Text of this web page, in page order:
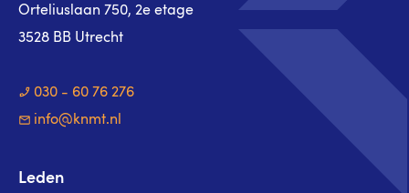
Orteliuslaan 750, 2e etage
3528 BB Utrecht
030 - 60 76 276
info@knmt.nl
Leden